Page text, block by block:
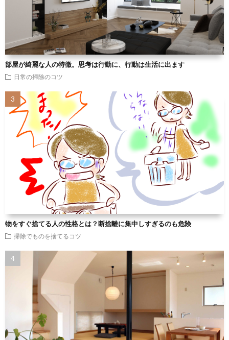
部屋が綺麗な人の特徴。思考は行動に、行動は生活に出ます
日常の掃除のコツ
物をすぐ捨てる人の性格とは？断捨離に集中しすぎるのも危険
掃除でものを捨てるコツ